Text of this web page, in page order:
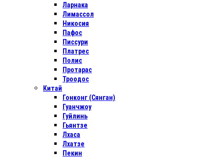
Ларнака
Лимассол
Никосия
Пафос
Писсури
Платрес
Полис
Протарас
Троодос
Китай
Гонконг (Сянган)
Гуанчжоу
Гуйлинь
Гьянтзе
Лхаса
Лхатзе
Пекин